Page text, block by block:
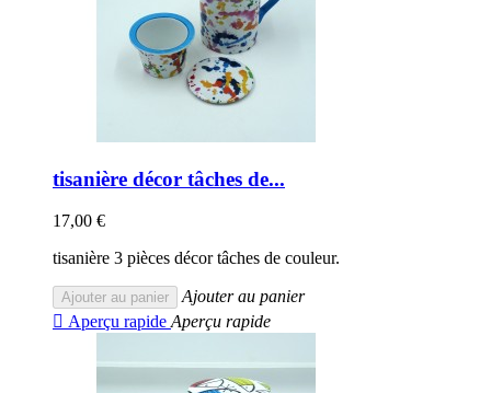
tisanière décor tâches de...
17,00 €
tisanière 3 pièces décor tâches de couleur.
Ajouter au panier
Ajouter au panier
 Aperçu rapide Aperçu rapide